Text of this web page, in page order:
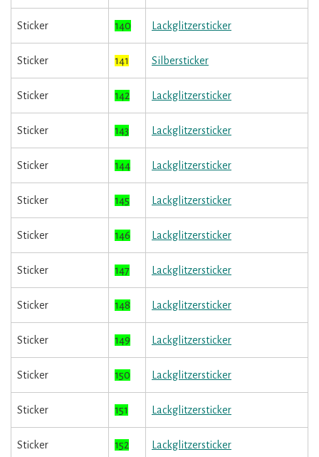
Sticker 140 Lackglitzersticker
Sticker 141 Silbersticker
Sticker 142 Lackglitzersticker
Sticker 143 Lackglitzersticker
Sticker 144 Lackglitzersticker
Sticker 145 Lackglitzersticker
Sticker 146 Lackglitzersticker
Sticker 147 Lackglitzersticker
Sticker 148 Lackglitzersticker
Sticker 149 Lackglitzersticker
Sticker 150 Lackglitzersticker
Sticker 151 Lackglitzersticker
Sticker 152 Lackglitzersticker